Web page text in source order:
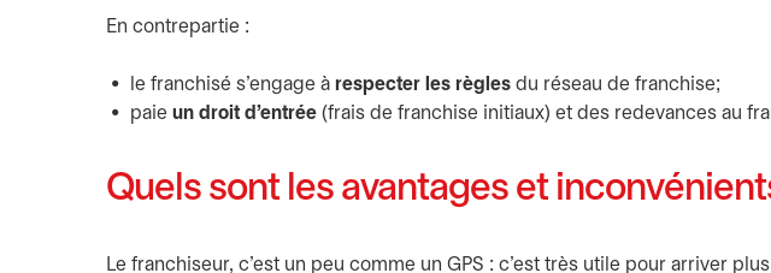
En contrepartie :
le franchisé s'engage à respecter les règles du réseau de franchise;
paie un droit d'entrée (frais de franchise initiaux) et des redevances au
Quels sont les avantages et
Le franchiseur, c’est un peu comme un GPS : c’est très utile pour arriver